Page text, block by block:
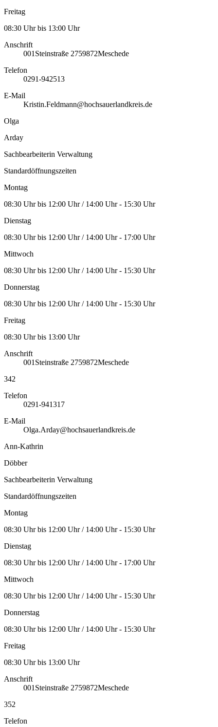
Freitag
08:30 Uhr bis 13:00 Uhr
Anschrift
001 Steinstraße 2759872Meschede
Telefon
0291-942513
E-Mail
Kristin.Feldmann@hochsauerlandkreis.de
Olga
Arday
Sachbearbeiterin Verwaltung
Standardöffnungszeiten
Montag
08:30 Uhr bis 12:00 Uhr / 14:00 Uhr - 15:30 Uhr
Dienstag
08:30 Uhr bis 12:00 Uhr / 14:00 Uhr - 17:00 Uhr
Mittwoch
08:30 Uhr bis 12:00 Uhr / 14:00 Uhr - 15:30 Uhr
Donnerstag
08:30 Uhr bis 12:00 Uhr / 14:00 Uhr - 15:30 Uhr
Freitag
08:30 Uhr bis 13:00 Uhr
Anschrift
001 Steinstraße 2759872Meschede
342
Telefon
0291-941317
E-Mail
Olga.Arday@hochsauerlandkreis.de
Ann-Kathrin
Döbber
Sachbearbeiterin Verwaltung
Standardöffnungszeiten
Montag
08:30 Uhr bis 12:00 Uhr / 14:00 Uhr - 15:30 Uhr
Dienstag
08:30 Uhr bis 12:00 Uhr / 14:00 Uhr - 17:00 Uhr
Mittwoch
08:30 Uhr bis 12:00 Uhr / 14:00 Uhr - 15:30 Uhr
Donnerstag
08:30 Uhr bis 12:00 Uhr / 14:00 Uhr - 15:30 Uhr
Freitag
08:30 Uhr bis 13:00 Uhr
Anschrift
001 Steinstraße 2759872Meschede
352
Telefon